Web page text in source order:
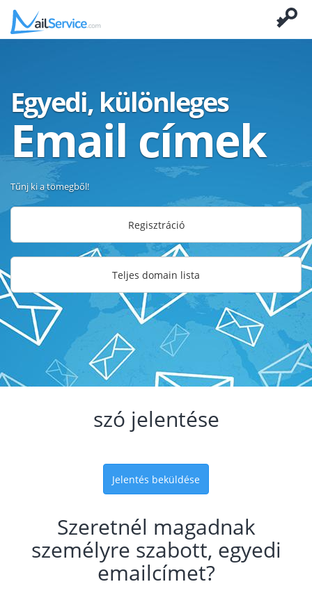
Egyedi, különleges
Email címek
Tűnj ki a tömegből!
Regisztráció
Teljes domain lista
szó jelentése
Jelentés beküldése
Szeretnél magadnak
személyre szabott, egyedi
emailcímet?